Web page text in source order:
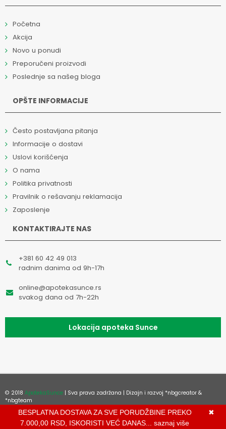
Početna
Akcija
Novo u ponudi
Preporučeni proizvodi
Poslednje sa našeg bloga
OPŠTE INFORMACIJE
Često postavljana pitanja
Informacije o dostavi
Uslovi korišćenja
O nama
Politika privatnosti
Pravilnik o rešavanju reklamacija
Zaposlenje
KONTAKTIRAJTE NAS
+381 60 42 49 013
radnim danima od 9h-17h
online@apotekasunce.rs
svakog dana od 7h-22h
Lokacija apoteka Sunce
© 2018 ApotekaSunce | Sva prava zadržana | Dizajn i razvoj *nbgcreator &
*nbgteam
Izdrada Internet prodavnice,Izrada sajta,Izrada mobilnih aplikacijaiSEO
optimizacija sajta
✖
BESPLATNA DOSTAVA ZA SVE PORUDŽBINE PREKO
7.000,00 RSD, ISKORISTI VEĆ DANAS... saznaj više